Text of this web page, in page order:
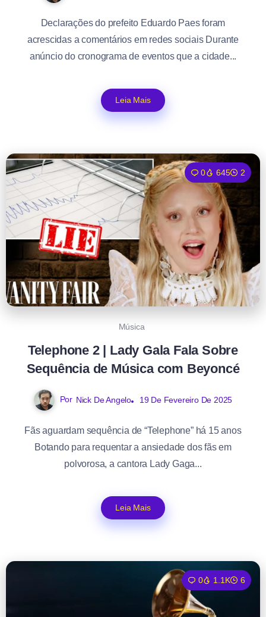
Declarações do prefeito Eduardo Paes foram
acrescidas a comentários em redes sociais Durante
anúncio do cronograma de eventos que a cidade...
Leia Mais
0 645 2
Música
Telephone 2 | Lady Gala Fala Sobre
Sequência de Música com Beyoncé
Por Nick De Angelo 19 De Fevereiro De 2025
Fãs aguardam sequência de “Telephone” há 15 anos
Botando para requentar a ansiedade dos fãs em
polvorosa, a cantora Lady Gaga...
Leia Mais
0 1.1K 6